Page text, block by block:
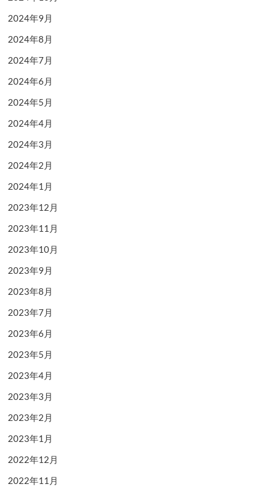
2024年9月
2024年8月
2024年7月
2024年6月
2024年5月
2024年4月
2024年3月
2024年2月
2024年1月
2023年12月
2023年11月
2023年10月
2023年9月
2023年8月
2023年7月
2023年6月
2023年5月
2023年4月
2023年3月
2023年2月
2023年1月
2022年12月
2022年11月